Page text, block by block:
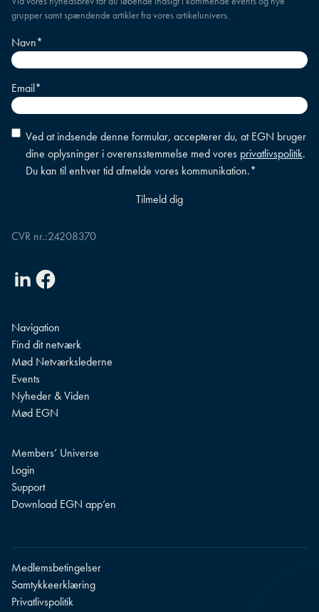
grupper samt spændende artikler fra vores artikelunivers.
Navn*
Email*
Accepter
betingelser*
Ved at indsende denne formular, accepterer du, at EGN bruger
dine oplysninger i overensstemmelse med vores privatlivspolitik.
Du kan til enhver tid afmelde vores kommunikation.*
CVR nr.:24208370
LinkedinFacebook
Navigation
Find dit netværk
Mød Netværkslederne
Events
Nyheder & Viden
Mød EGN
Members’ Universe
Login
Support
Download EGN app’en
Medlemsbetingelser
Samtykkeerklæring
Privatlivspolitik